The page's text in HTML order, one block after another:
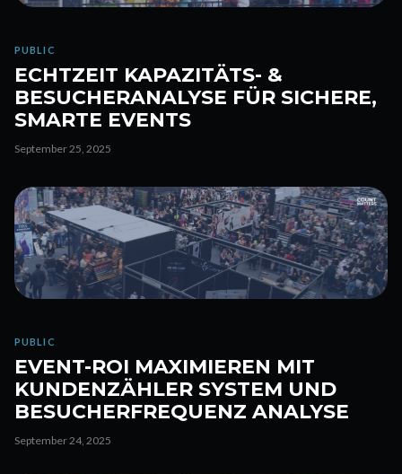
PUBLIC
ECHTZEIT KAPAZITÄTS- &
BESUCHERANALYSE FÜR SICHERE,
SMARTE EVENTS
September 25, 2025
PUBLIC
EVENT-ROI MAXIMIEREN MIT
KUNDENZÄHLER SYSTEM UND
BESUCHERFREQUENZ ANALYSE
September 24, 2025